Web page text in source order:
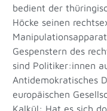
bedient der
Höcke seinen
Gespenstern des
sind Politiker:innen
Antidemokratisches
europäischen
Kalkül: Hat es sich